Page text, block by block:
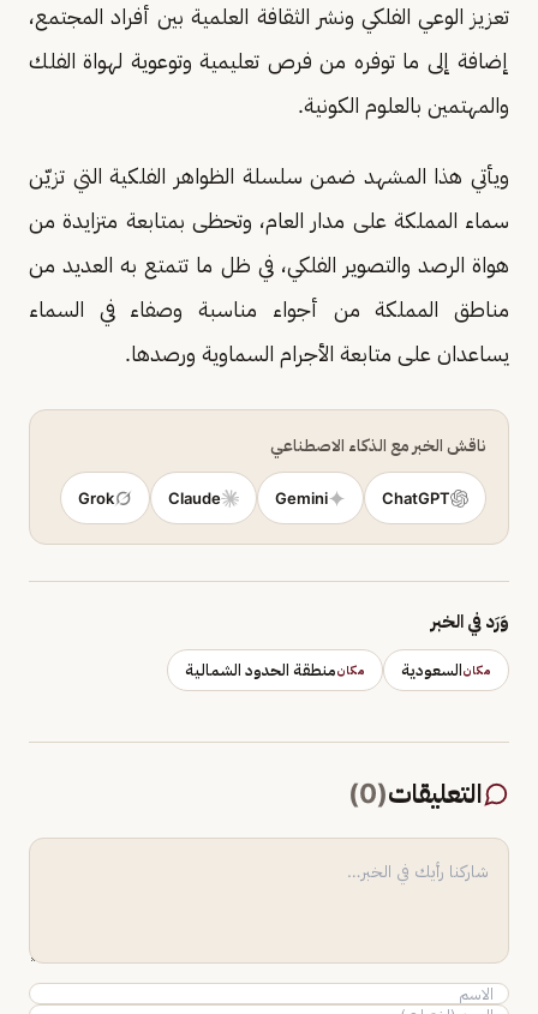
تعزيز الوعي الفلكي ونشر الثقافة العلمية بين أفراد المجتمع،
إضافة إلى ما توفره من فرص تعليمية وتوعوية لهواة الفلك
والمهتمين بالعلوم الكونية.
ويأتي هذا المشهد ضمن سلسلة الظواهر الفلكية التي تزيّن
سماء المملكة على مدار العام، وتحظى بمتابعة متزايدة من
هواة الرصد والتصوير الفلكي، في ظل ما تتمتع به العديد من
مناطق المملكة من أجواء مناسبة وصفاء في السماء
يساعدان على متابعة الأجرام السماوية ورصدها.
ناقش الخبر مع الذكاء الاصطناعي
ChatGPT
Gemini
Claude
Grok
وَرَد في الخبر
مكانالسعودية مكانمنطقة الحدود الشمالية
التعليقات(
0
)